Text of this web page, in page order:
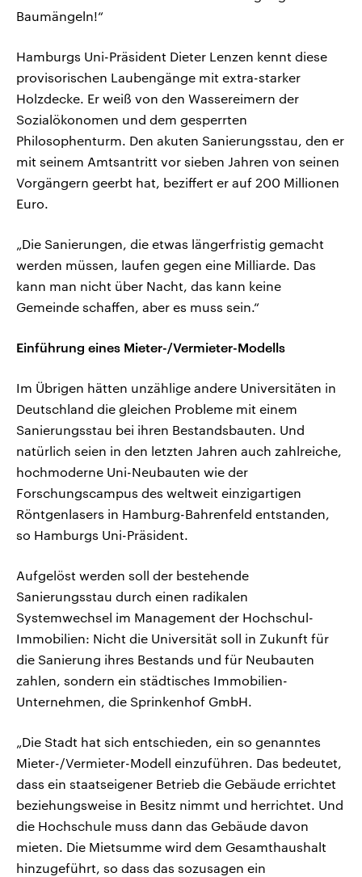
Baumängeln!“
Hamburgs Uni-Präsident Dieter Lenzen kennt diese
provisorischen Laubengänge mit extra-starker
Holzdecke. Er weiß von den Wassereimern der
Sozialökonomen und dem gesperrten
Philosophenturm. Den akuten Sanierungsstau, den er
mit seinem Amtsantritt vor sieben Jahren von seinen
Vorgängern geerbt hat, beziffert er auf 200 Millionen
Euro.
„Die Sanierungen, die etwas längerfristig gemacht
werden müssen, laufen gegen eine Milliarde. Das
kann man nicht über Nacht, das kann keine
Gemeinde schaffen, aber es muss sein.“
Einführung eines Mieter-/Vermieter-Modells
Im Übrigen hätten unzählige andere Universitäten in
Deutschland die gleichen Probleme mit einem
Sanierungsstau bei ihren Bestandsbauten. Und
natürlich seien in den letzten Jahren auch zahlreiche,
hochmoderne Uni-Neubauten wie der
Forschungscampus des weltweit einzigartigen
Röntgenlasers in Hamburg-Bahrenfeld entstanden,
so Hamburgs Uni-Präsident.
Aufgelöst werden soll der bestehende
Sanierungsstau durch einen radikalen
Systemwechsel im Management der Hochschul-
Immobilien: Nicht die Universität soll in Zukunft für
die Sanierung ihres Bestands und für Neubauten
zahlen, sondern ein städtisches Immobilien-
Unternehmen, die Sprinkenhof GmbH.
„Die Stadt hat sich entschieden, ein so genanntes
Mieter-/Vermieter-Modell einzuführen. Das bedeutet,
dass ein staatseigener Betrieb die Gebäude errichtet
beziehungsweise in Besitz nimmt und herrichtet. Und
die Hochschule muss dann das Gebäude davon
mieten. Die Mietsumme wird dem Gesamthaushalt
hinzugeführt, so dass das sozusagen ein